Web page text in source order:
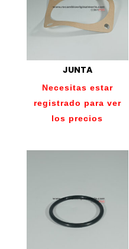
JUNTA
Necesitas estar
registrado para ver
los precios